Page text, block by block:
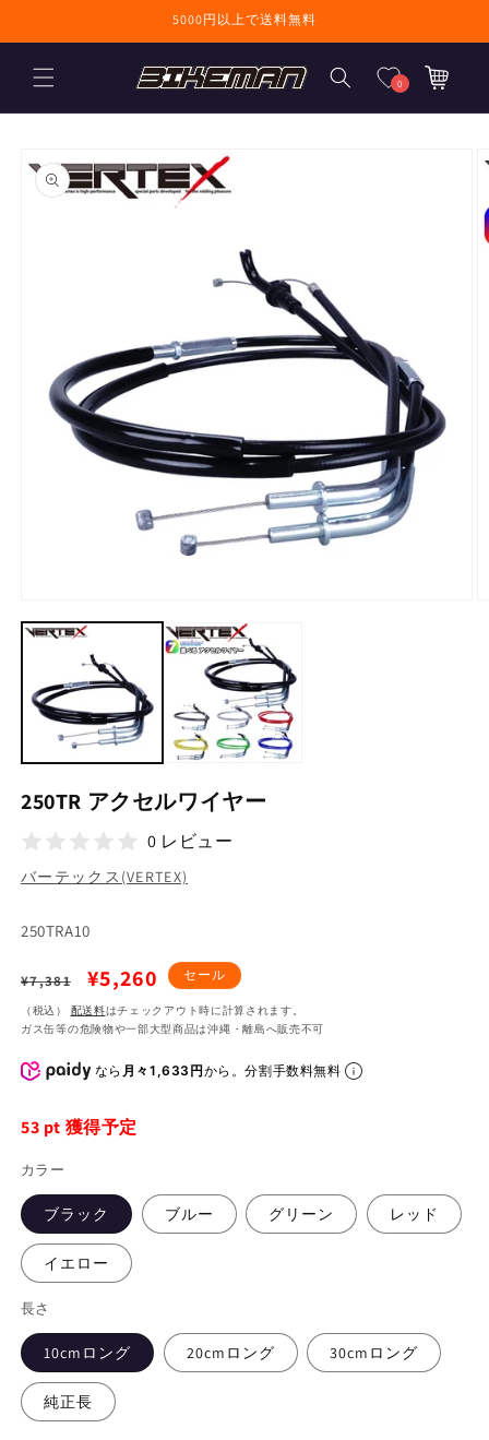
5000円以上で送料無料
0
カ
ー
商品情報にスキ
ップ
ー
メ
ア
を
く
250TR アクセルワイヤー
0 レビュー
バーテックス(VERTEX)
SKU:
250TRA10
通
常
価
格
¥7,381
セ
ー
ル
価
¥5,260 セール
（税込） 配送料はチェックアウト時に計算されます。
ガス缶等の危険物や一部大型商品は沖縄・離島へ販売不可
なら 月々1,633円から。分割手数料無料
53 pt 獲得予定
カラー
ブラック ブルー グリーン レッド
イエロー
長さ
10cmロング 20cmロング 30cmロング
純正長